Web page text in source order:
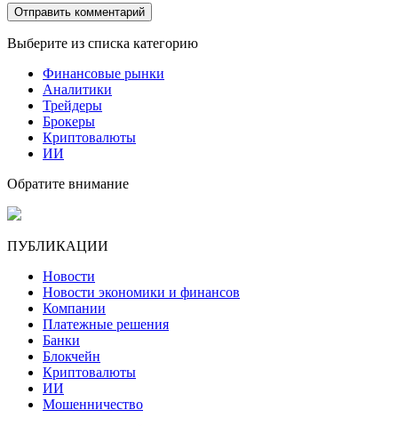
Выберите из списка категорию
Финансовые рынки
Аналитики
Трейдеры
Брокеры
Криптовалюты
ИИ
Обратите внимание
ПУБЛИКАЦИИ
Новости
Новости экономики и финансов
Компании
Платежные решения
Банки
Блокчейн
Криптовалюты
ИИ
Мошенничество